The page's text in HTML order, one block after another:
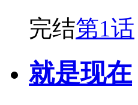
完结第1话
就是现在